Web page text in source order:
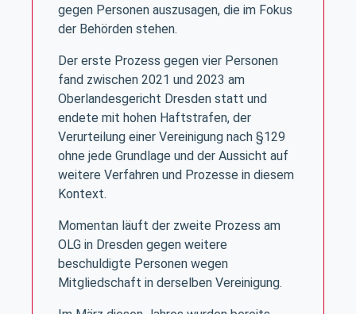
gegen Personen auszusagen, die im Fokus
der Behörden stehen.
Der erste Prozess gegen vier Personen
fand zwischen 2021 und 2023 am
Oberlandesgericht Dresden statt und
endete mit hohen Haftstrafen, der
Verurteilung einer Vereinigung nach §129
ohne jede Grundlage und der Aussicht auf
weitere Verfahren und Prozesse in diesem
Kontext.
Momentan läuft der zweite Prozess am
OLG in Dresden gegen weitere
beschuldigte Personen wegen
Mitgliedschaft in derselben Vereinigung.